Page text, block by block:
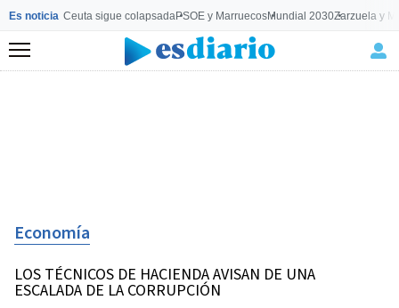
Es noticia Ceuta sigue colapsadaPSOE y MarruecosMundial 2030Zarzuela y
Menú
Economía
LOS TÉCNICOS DE HACIENDA AVISAN DE UNA
ESCALADA DE LA CORRUPCIÓN